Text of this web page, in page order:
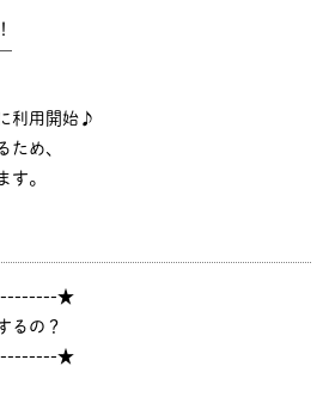
利用開始♪
ため、
す。
★
るの？
★